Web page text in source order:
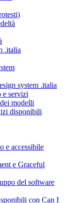
.italia
system .italia
e servizi
modelli
disponibili
e accessibile
e Graceful
del software
con Can I